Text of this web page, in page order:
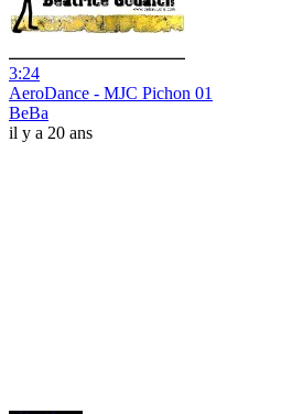
3:24
AeroDance - MJC Pichon 01
BeBa
il y a 20 ans